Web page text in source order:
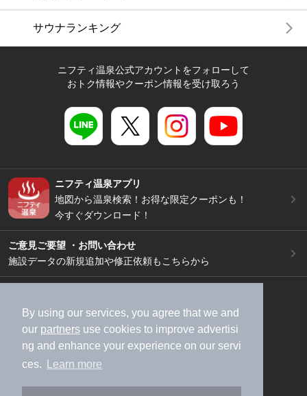
By using our services, you agree that we and
our partners use cookies to improve advertisi
ng and enhance your experience on our servi
ces.
Learn more
サウナランキング
ニフティ温泉公式アカウントをフォローして
おトク情報やクーポン情報を受け取ろう
ニフティ温泉アプリ
地図から温泉検索！お得な限定クーポンも！
今すぐダウンロード！
ご意見ご要望 ・お問い合わせ
施設データの新規追加や修正依頼もこちらから
加盟店募集（資料請求）
広告出稿のご案内
利用規約
ライフスタイルMEMBERS+規約
特定商取引法に基づく表記
ヘルプ
採用情報
運営会社